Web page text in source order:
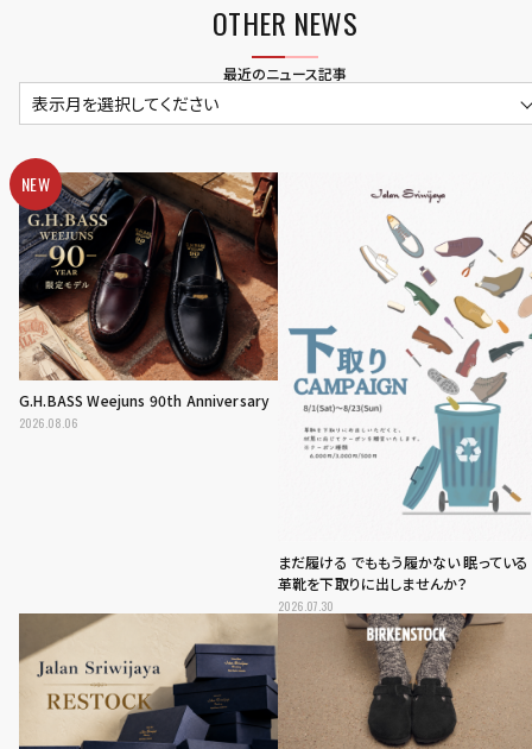
OTHER NEWS
最近のニュース記事
表示月を選択してください
NEW
G.H.BASS Weejuns 90th Anniversary
2026.08.06
まだ履ける でももう履かない 眠っている
革靴を下取りに出しませんか？
2026.07.30